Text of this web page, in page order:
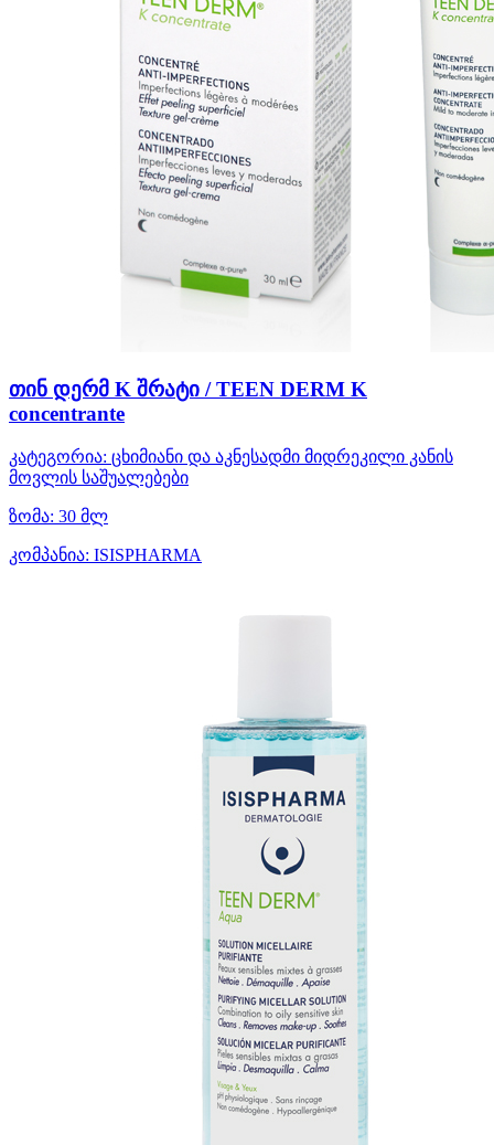
თინ დერმ K შრატი / TEEN DERM K
concentrante
კატეგორია: ცხიმიანი და აკნესადმი მიდრეკილი კანის
მოვლის საშუალებები
ზომა: 30 მლ
კომპანია: ISISPHARMA